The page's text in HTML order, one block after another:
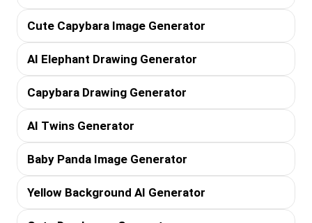
Cute Capybara Image Generator
AI Elephant Drawing Generator
Capybara Drawing Generator
AI Twins Generator
Baby Panda Image Generator
Yellow Background AI Generator